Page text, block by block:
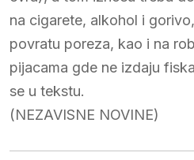
na cigarete, alkohol i
povratu poreza, kao i na
pijacama gde ne izdaju
se u tekstu.
(NEZAVISNE NOVINE)